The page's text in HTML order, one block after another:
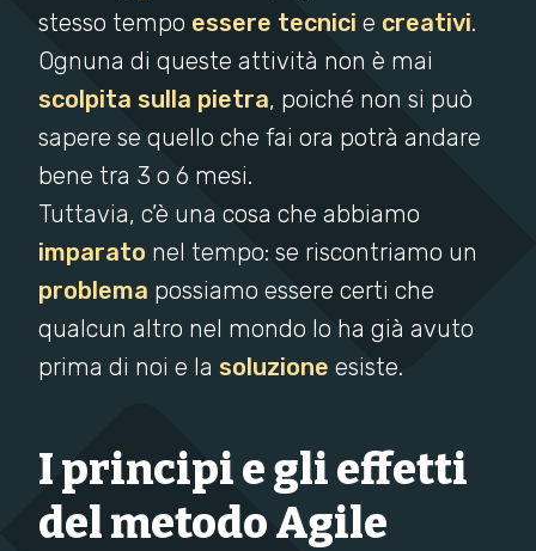
stesso tempo essere tecnici e creativi.
Ognuna di queste attività non è mai
scolpita sulla pietra, poiché non si può
sapere se quello che fai ora potrà andare
bene tra 3 o 6 mesi.
Tuttavia, c’è una cosa che abbiamo
imparato nel tempo: se riscontriamo un
problema possiamo essere certi che
qualcun altro nel mondo lo ha già avuto
prima di noi e la soluzione esiste.
I principi e gli effetti
del metodo Agile